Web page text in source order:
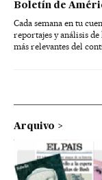
Boletín de
Cada semana en tu
reportajes y análisis
más relevantes del
Arquivo